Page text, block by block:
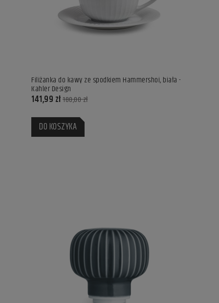
Filiżanka do kawy ze spodkiem Hammershoi, biała -
Kahler Design
141,99 zł180,00 zł
DO KOSZYKA